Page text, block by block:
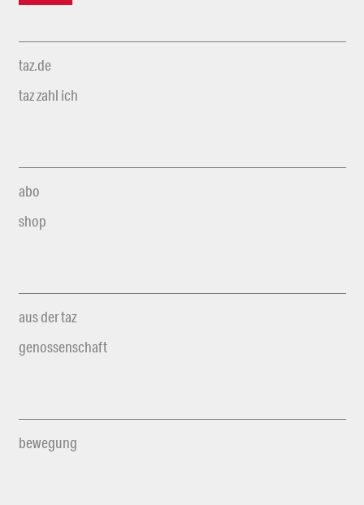
taz.de
taz zahl ich
abo
shop
aus der taz
genossenschaft
bewegung